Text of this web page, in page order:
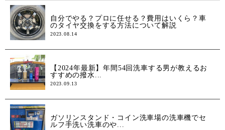
自分でやる？プロに任せる？費用はいくら？車
のタイヤ交換をする方法について解説
2023.08.14
【2024年最新】年間54回洗車する男が教えるお
すすめの撥水...
2023.09.13
ガソリンスタンド・コイン洗車場の洗車機でセ
ルフ手洗い洗車のや...